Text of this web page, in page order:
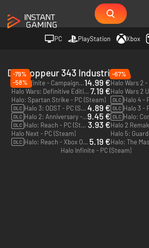
PC PlayStation Xbox
Développeur 343 Industries
-79%
Halo Infinite - Campaign - PC & Xbox One (Microsoft Store)14.99 €
-67%
-58%
Halo Wars: Definitive Edition - PC & Xbox One (Microsoft Store) - US 7.19 €
Halo: Spartan Strike - PC (Steam) DLC Halo 4 -
DLC Halo 3: ODST - PC (Steam) 4.89 € DLC Halo 3 -
DLC Halo 2: Anniversary - PC (Steam)9.45 € DLC
DLC Halo: Reach - PC (Steam) 3.93 €Halo 2
Halo Next - PC (Steam)
DLC Halo: Reach - Xbox One & Xbox Series X|S - US 5.19 €
Halo Infinite - PC (Steam)